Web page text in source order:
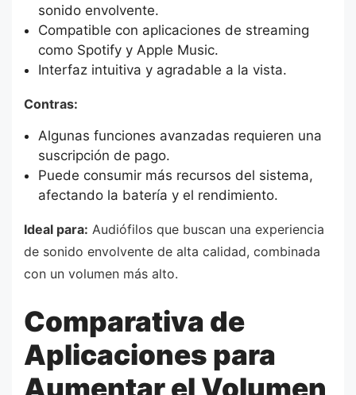
sonido envolvente.
Compatible con aplicaciones de streaming
como Spotify y Apple Music.
Interfaz intuitiva y agradable a la vista.
Contras:
Algunas funciones avanzadas requieren una
suscripción de pago.
Puede consumir más recursos del sistema,
afectando la batería y el rendimiento.
Ideal para: Audiófilos que buscan una experiencia
de sonido envolvente de alta calidad, combinada
con un volumen más alto.
Comparativa de
Aplicaciones para
Aumentar el Volumen